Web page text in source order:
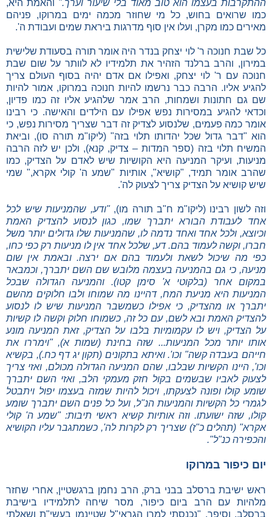
ההתקרבות בעצמו הוא טוב מאוד בלי שיעור וערך." והאמת היא,
כמו שרואים בחוש, כל מי שחוזר מכמה ימים במרוקו, פניהם
מאירים כמו מקרן, ועלו אין סוף מדרגות ביראת שמים ועבודת ה'.
כל שבת חנוכה ר' לוי יצחק בנדר היה אומר תורה בסעודת שלישית
במירון, והרב ברלנד הזהיר את תלמידיו לא לוותר על שום שבת
חנוכה עם ר' לוי יצחק, ואפילו אם אדם יהיה בסוף העולם צריך
להגיע אליו. הרבה כבר נרשמו להיות חנוכה במרוקו, אמור להיות
שם גם חתונות ושמחות, הרב אמר שלהגיע אליו זה כמו פדיון,
וכדאי להגיע במסירות נפש אפילו עם הילדים והאישה. כי רבינו
אומר כמה פעמים, שלנסוע לצדיק זה דבר שצריך מסירות נפש, כי
הוא "דבר גדול שכל יהדותו תלוי בזה" (ליקו"מ תורה סו), וביאת
המשיח תלוי בזה (ספר המדות – צדיק, קנא), ולכן יש לזה הרבה
מניעות, ועיקר המניעה היא הקושיות שיש לאדם על הצדיק, כמו
שהרב אומר תמיד, "קושיא", אותיות "שמע ה' קולי אקרא," שמי
שיש קושיא על הצדיק צריך לצעוק לה'.
וזה לשון רבינו (ליקו"מ ח"ב תורה מו),"ודע, שהמניעות שיש לכל
אחד לעבודת הבורא יתברך שמו, כגון לנסוע להצדיק האמת
וכיוצא, ולכל אחד ואחד נדמה לו, שהמניעות שלו גדולים יותר משל
חברו, וקשה לעמוד בהם. דע, שלכל אחד אין לו מניעות רק כפי כחו,
כפי מה שיכול לשאת ולעמוד בהם אם ירצה. ובאמת אין שום
מניעה, כי גם בהמניעה בעצמה מלובש שם השם יתברך, וכמבאר
במקום אחר (בלקוטי א' סימן קטו). והמניעה הגדולה שבכל
המניעות היא מניעת המח, דהיינו מה שמוחו ולבו חלוקים מהשם
יתברך או מהצדיק, כי אפילו כשמשבר המניעות שיש לו לנסוע
להצדיק האמת ובא לשם, עם כל זה, כשמוחו חלוק וקשה לו קשיות
על הצדיק, ויש לו עקמומיות בלבו על הצדיק, זאת המניעה מונע
אותו יותר מכל המניעות... שזה בחינת (שמות א), "וימררו את
חייהם בעבדה קשה" וכו'. ואיתא בתקונים (תקון יג דף כח.), בקשיא
וכו', היינו הקשיות שבלבו, שהם המניעה הגדולה מכולם, ואזי צריך
לצעוק לאביו שבשמים בקול חזק מעמקי הלב, ואזי השם יתברך
שומע קולו ופונה לצעקתו, ויכול להיות שמזה בעצמו יפול ויתבטל
לגמרי כל הקשיות והמניעות הנ"ל, ועל כל פנים השם יתברך שומע
קולו, שזה ישועתו. וזה אותיות קשיא ראשי תיבות: "שמע ה' קולי
אקרא" (תהלים כ"ז) שצריך רק לקרות לה', כשמתגבר עליו הקושיא
והכפירה כנ"ל".
יום כיפור במרוקו
ראש ישיבת ברסלב בבני ברק, הרב נחמן ברגשטיין, אחרי שחזר
מלהיות עם הרב ביום כיפור, מסר שיחה לתלמידיו בישיבת
ברסלב, וסיפר, "נכנסתי למרן הגראי"ל שטיינמן בעשי"ת ושאלתי